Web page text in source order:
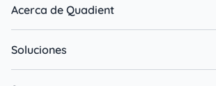
Acerca de Quadient
Soluciones